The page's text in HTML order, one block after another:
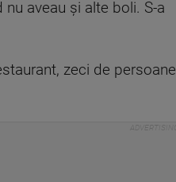
aveau şi alte boli. S-a
zeci de persoane